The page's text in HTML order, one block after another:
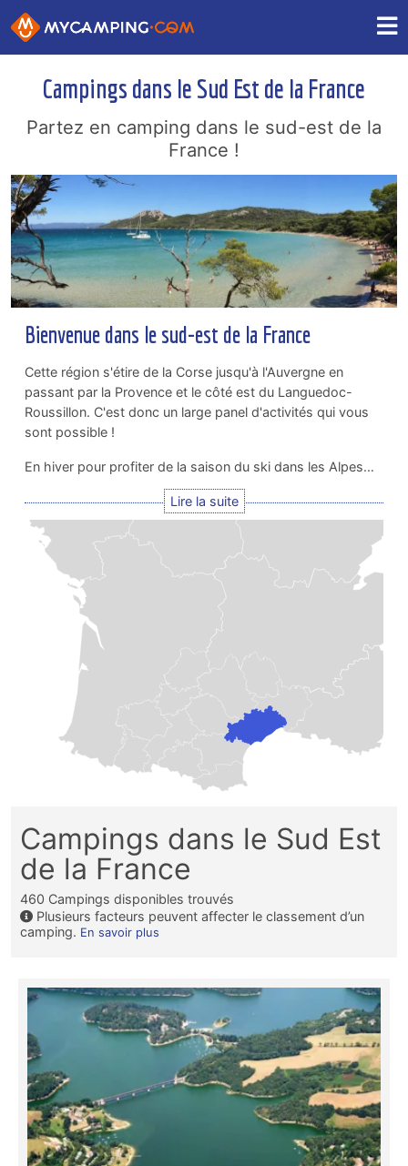
Campings dans le Sud Est de la France
Partez en camping dans le sud-est de la
France !
Bienvenue dans le sud-est de la France
Cette région s'étire de la Corse jusqu'à l'Auvergne en
passant par la Provence et le côté est du Languedoc-
Roussillon. C'est donc un large panel d'activités qui vous
sont possible !
En hiver pour profiter de la saison du ski dans les Alpes…
Campings dans le Sud Est
de la France
460 Campings disponibles trouvés
Plusieurs facteurs peuvent affecter le classement d’un
camping. En savoir plus